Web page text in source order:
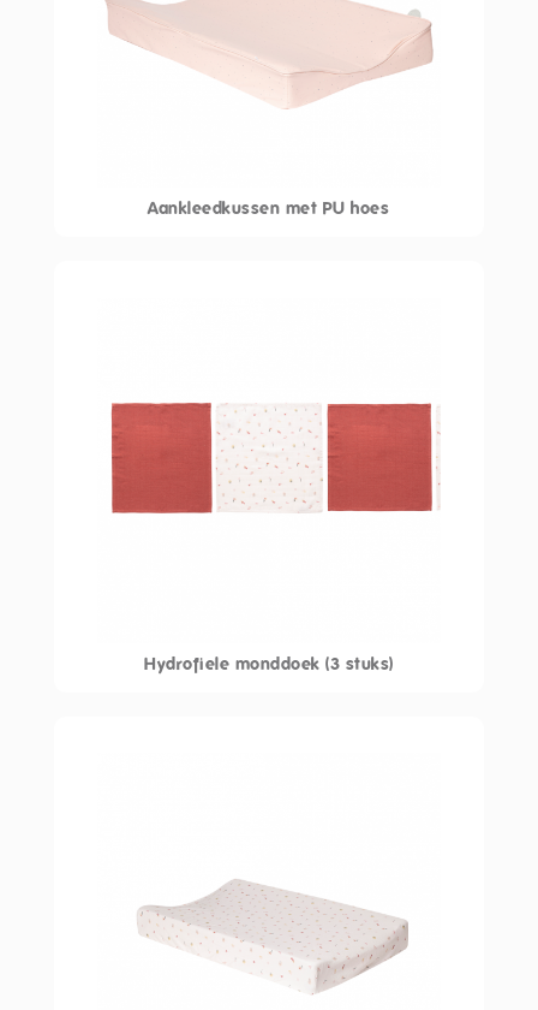
Aankleedkussen met PU hoes
Hydrofiele monddoek (3 stuks)